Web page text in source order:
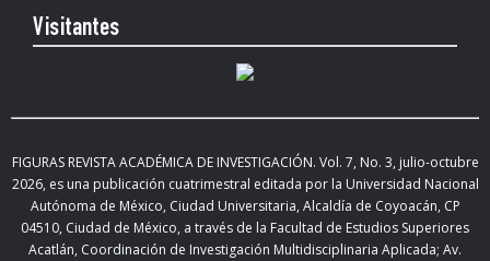
Visitantes
FIGURAS REVISTA ACADÉMICA DE INVESTIGACIÓN. Vol. 7, No. 3, julio-octubre
2026, es una publicación cuatrimestral editada por la Universidad Nacional
Autónoma de México, Ciudad Universitaria, Alcaldía de Coyoacán, CP
04510, Ciudad de México, a través de la Facultad de Estudios Superiores
Acatlán, Coordinación de Investigación Multidisciplinaria Aplicada; Av.